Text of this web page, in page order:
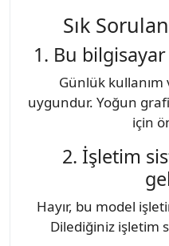
Sık
1. Bu bilgisayar
Günlük
uygundur. Yoğun
için
2. İşletim
Hayır, bu model
Dilediğiniz işletim